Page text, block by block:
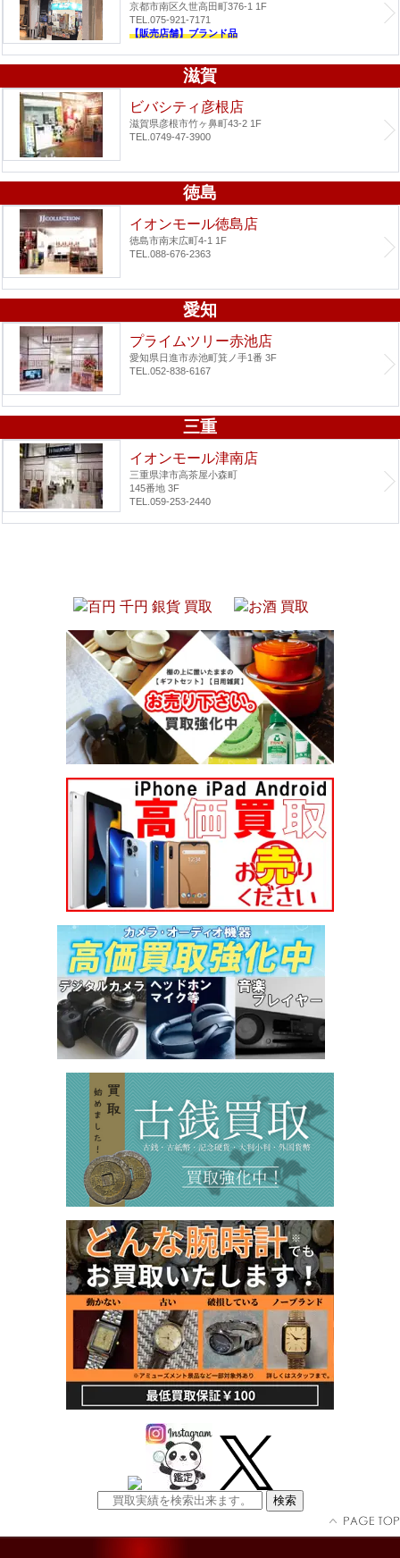
京都市南区久世高田町376-1 1F
TEL.075-921-7171
【販売店舗】ブランド品
滋賀
ビバシティ彦根店
滋賀県彦根市竹ヶ鼻町43-2 1F
TEL.0749-47-3900
徳島
イオンモール徳島店
徳島市南末広町4-1 1F
TEL.088-676-2363
愛知
プライムツリー赤池店
愛知県日進市赤池町箕ノ手1番 3F
TEL.052-838-6167
三重
イオンモール津南店
三重県津市高茶屋小森町
145番地 3F
TEL.059-253-2440